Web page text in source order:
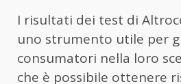
I risultati dei test di
uno strumento utile per
consumatori nella loro
che è possibile ottenere